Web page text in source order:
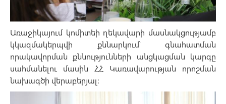
Առաջիկայում կոմիտեի ղեկավարի մասնակցությամբ
կկազմակերպվի քննարկում՝ գնահատման
որակավորման քննությունների անցկացման կարգը
սահմանելու մասին ՀՀ Կառավարության որոշման
նախագծի վերաբերյալ: